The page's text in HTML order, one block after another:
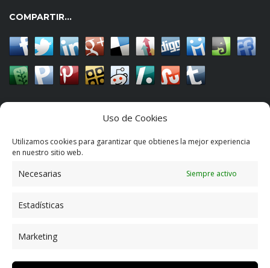
Uso de Cookies
Utilizamos cookies para garantizar que obtienes la mejor experiencia
en nuestro sitio web.
Necesarias Siempre activo
Estadísticas
Marketing
COMPARTIR…
06800 Mérida (Badajoz)
649 109 601
SÍGUENOS…